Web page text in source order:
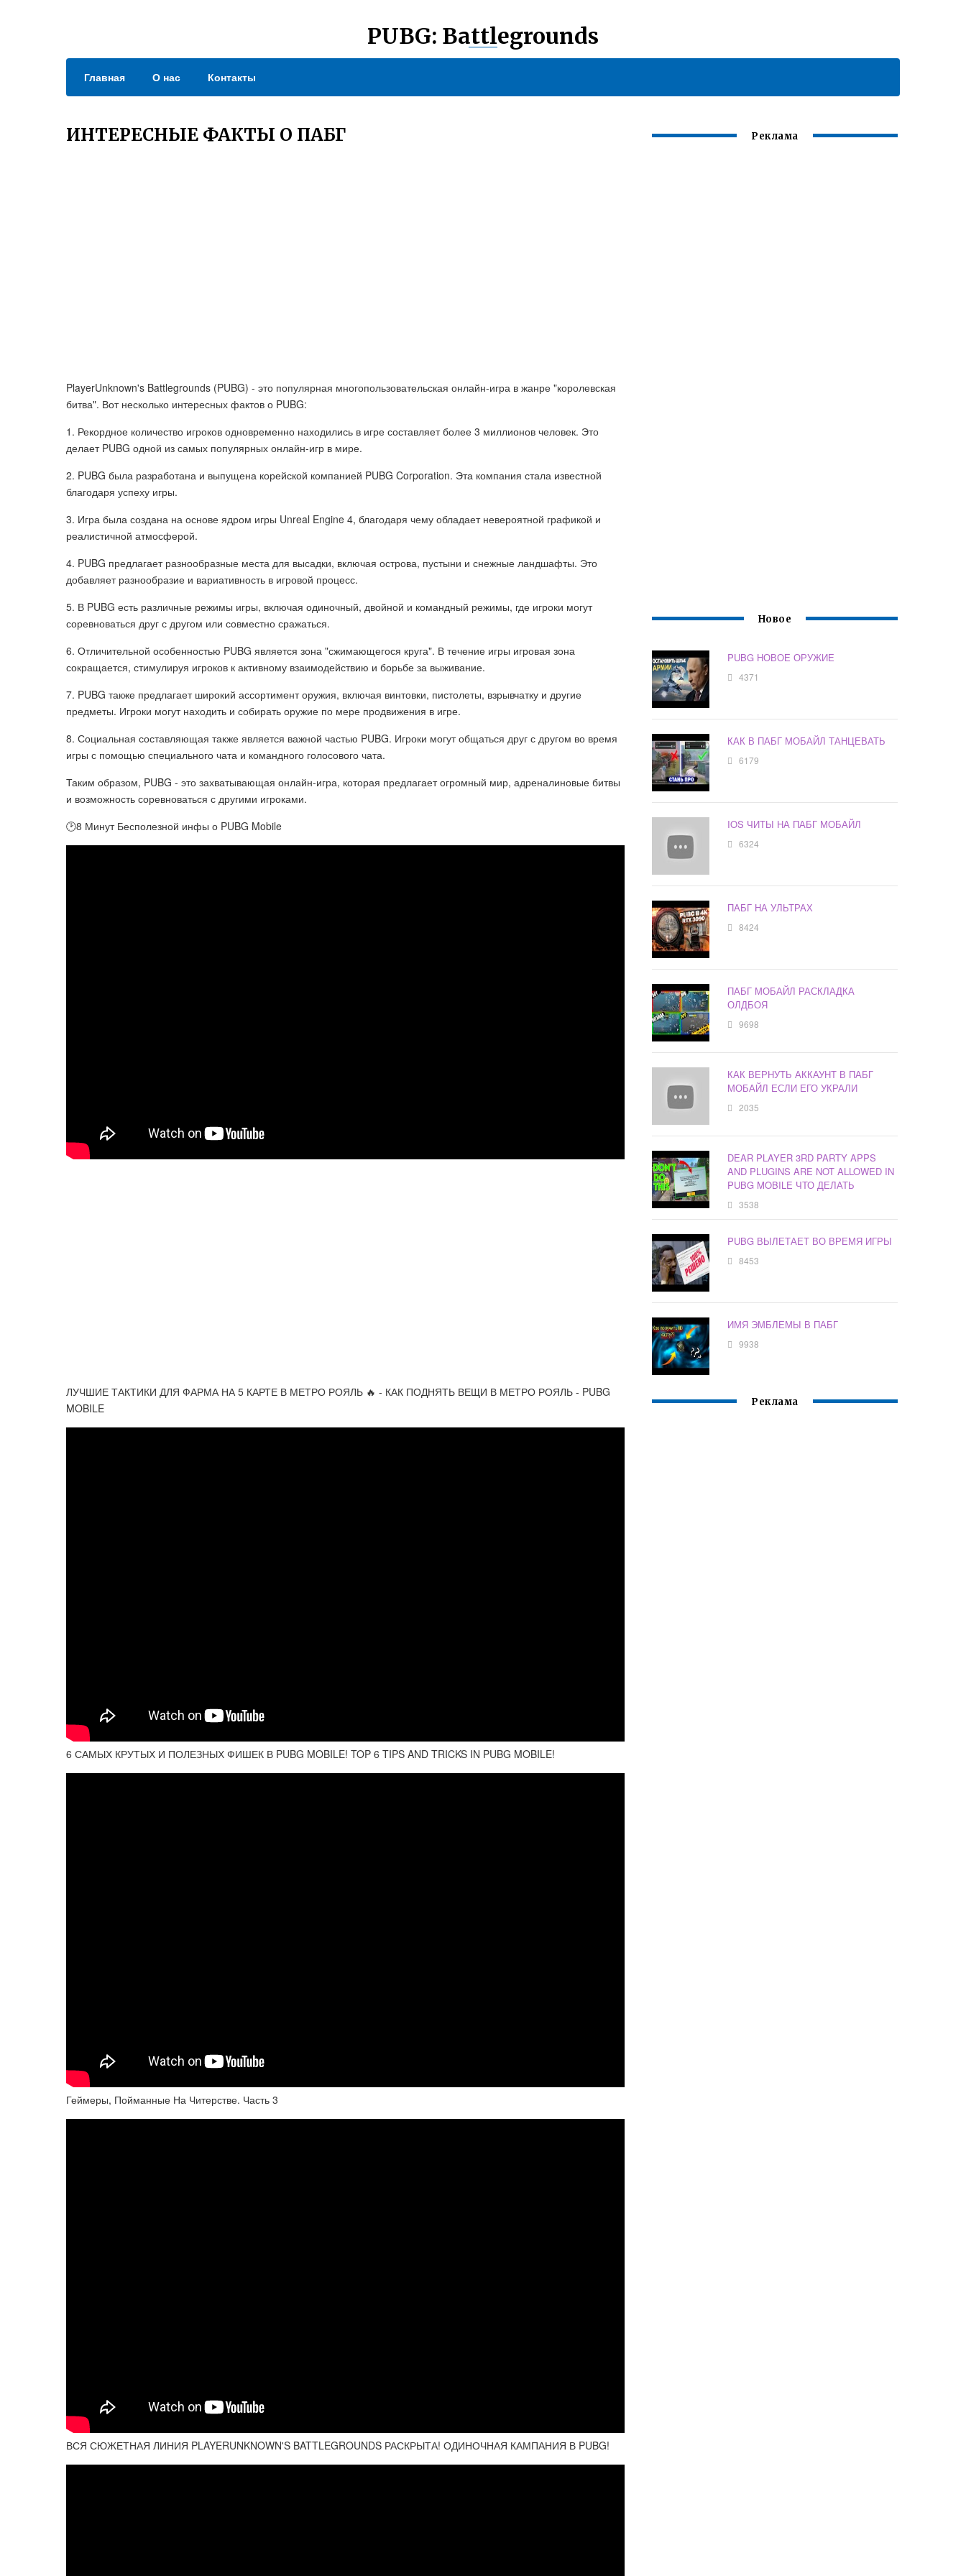
PUBG: Battlegrounds
Главная О нас Контакты
ИНТЕРЕСНЫЕ ФАКТЫ О ПАБГ
PlayerUnknown's Battlegrounds (PUBG) - это популярная многопользовательская онлайн-игра в жанре "королевская
битва". Вот несколько интересных фактов о PUBG:
1. Рекордное количество игроков одновременно находились в игре составляет более 3 миллионов человек. Это
делает PUBG одной из самых популярных онлайн-игр в мире.
2. PUBG была разработана и выпущена корейской компанией PUBG Corporation. Эта компания стала известной
благодаря успеху игры.
3. Игра была создана на основе ядром игры Unreal Engine 4, благодаря чему обладает невероятной графикой и
реалистичной атмосферой.
4. PUBG предлагает разнообразные места для высадки, включая острова, пустыни и снежные ландшафты. Это
добавляет разнообразие и вариативность в игровой процесс.
5. В PUBG есть различные режимы игры, включая одиночный, двойной и командный режимы, где игроки могут
соревноваться друг с другом или совместно сражаться.
6. Отличительной особенностью PUBG является зона "сжимающегося круга". В течение игры игровая зона
сокращается, стимулируя игроков к активному взаимодействию и борьбе за выживание.
7. PUBG также предлагает широкий ассортимент оружия, включая винтовки, пистолеты, взрывчатку и другие
предметы. Игроки могут находить и собирать оружие по мере продвижения в игре.
8. Социальная составляющая также является важной частью PUBG. Игроки могут общаться друг с другом во время
игры с помощью специального чата и командного голосового чата.
Таким образом, PUBG - это захватывающая онлайн-игра, которая предлагает огромный мир, адреналиновые битвы
и возможность соревноваться с другими игроками.
🕑8 Минут Бесполезной инфы о PUBG Mobile
ЛУЧШИЕ ТАКТИКИ ДЛЯ ФАРМА НА 5 КАРТЕ В МЕТРО РОЯЛЬ 🔥 - КАК ПОДНЯТЬ ВЕЩИ В МЕТРО РОЯЛЬ - PUBG
MOBILE
6 САМЫХ КРУТЫХ И ПОЛЕЗНЫХ ФИШЕК В PUBG MOBILE! TOP 6 TIPS AND TRICKS IN PUBG MOBILE!
Геймеры, Пойманные На Читерстве. Часть 3
ВСЯ СЮЖЕТНАЯ ЛИНИЯ PLAYERUNKNOWN'S BATTLEGROUNDS РАСКРЫТА! ОДИНОЧНАЯ КАМПАНИЯ В PUBG!
Реклама
Новое
PUBG НОВОЕ ОРУЖИЕ
4371
КАК В ПАБГ МОБАЙЛ ТАНЦЕВАТЬ
6179
IOS ЧИТЫ НА ПАБГ МОБАЙЛ
6324
ПАБГ НА УЛЬТРАХ
8424
ПАБГ МОБАЙЛ РАСКЛАДКА
ОЛДБОЯ
9698
КАК ВЕРНУТЬ АККАУНТ В ПАБГ
МОБАЙЛ ЕСЛИ ЕГО УКРАЛИ
2035
DEAR PLAYER 3RD PARTY APPS
AND PLUGINS ARE NOT ALLOWED IN
PUBG MOBILE ЧТО ДЕЛАТЬ
3538
PUBG ВЫЛЕТАЕТ ВО ВРЕМЯ ИГРЫ
8453
ИМЯ ЭМБЛЕМЫ В ПАБГ
9938
Реклама